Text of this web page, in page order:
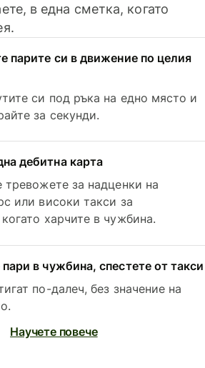
в една сметка, когато
парите си в движение по целия
си под ръка на едно място и
за секунди.
дебитна карта
тревожете за надценки на
или високи такси за
харчите в чужбина.
в чужбина, спестете от такси
по-далеч, без значение на
Научете повече